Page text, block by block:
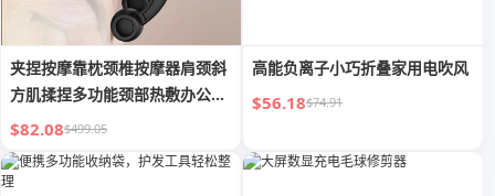
夹捏按摩靠枕颈椎按摩器肩颈斜
方肌揉捏多功能颈部热敷办公室
必备
$82.08$499.05
高能负离子小巧折叠家用电吹风
$56.18$74.91